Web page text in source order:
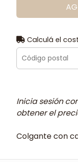
Calculá el
Inicia sesión
obtener el
Colgante con